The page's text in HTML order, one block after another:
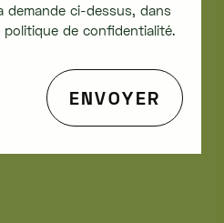
demande ci-dessus, dans
de confidentialité.